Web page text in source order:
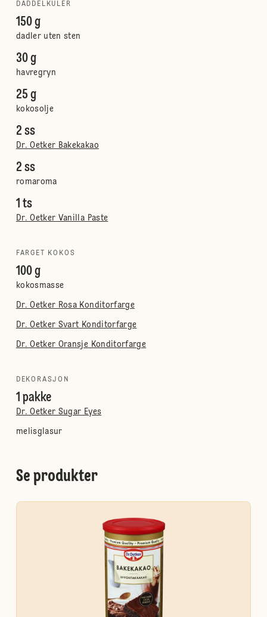
DADDELKULER
150 g
dadler uten sten
30 g
havregryn
25 g
kokosolje
2 ss
Dr. Oetker Bakekakao
2 ss
romaroma
1 ts
Dr. Oetker Vanilla Paste
FARGET KOKOS
100 g
kokosmasse
Dr. Oetker Rosa Konditorfarge
Dr. Oetker Svart Konditorfarge
Dr. Oetker Oransje Konditorfarge
DEKORASJON
1 pakke
Dr. Oetker Sugar Eyes
melisglasur
Se produkter